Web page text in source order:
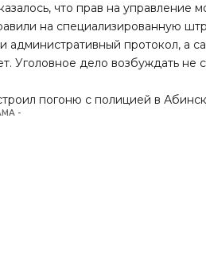
что прав на управление
на специализированную
протокол, а
Уголовное дело возбуждать не
погоню с полицией в
-